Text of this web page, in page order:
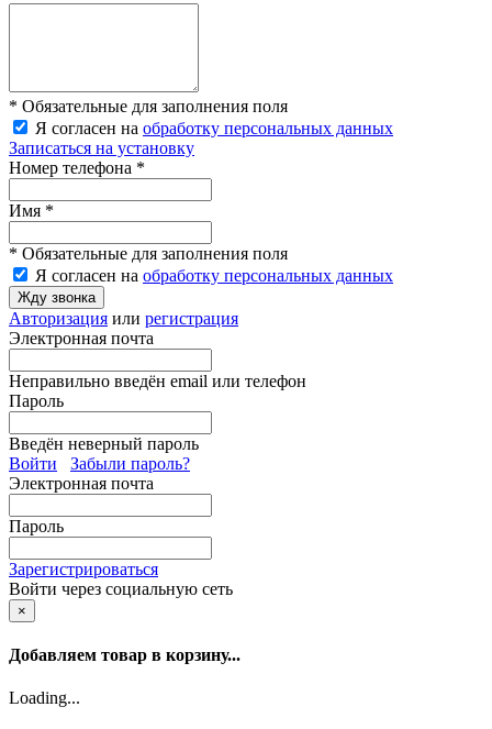
* Обязательные для заполнения поля
Я согласен на обработку персональных данных
Записаться на установку
Номер телефона *
Имя *
* Обязательные для заполнения поля
Я согласен на обработку персональных данных
Жду звонка
Авторизация или регистрация
Электронная почта
Неправильно введён email или телефон
Пароль
Введён неверный пароль
Войти
Забыли пароль?
Электронная почта
Пароль
Зарегистрироваться
Войти через социальную сеть
×
Добавляем товар в корзину...
Loading...